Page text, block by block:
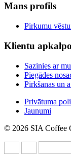
Mans profils
Pirkumu
Klientu
Sazinies ar
Piegādes
Pirkšanas un
Privātuma
Jaunumi
© 2026 SIA Coffee